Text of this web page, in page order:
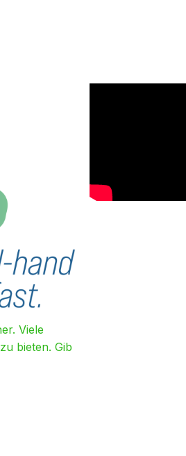
Viele
bieten. Gib